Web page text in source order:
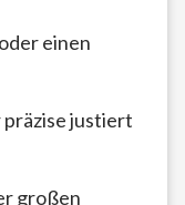
einen
präzise justiert
großen